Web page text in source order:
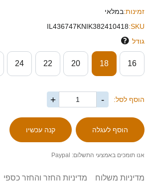
זמינות:במלאי
SKU:
IL436747KNIK382410418
גודל
16
18
20
22
24
הוסף לסל: -
+
אנו תומכים באמצעי התשלום: Paypal
מדיניות משלוח מדיניות החזר והחזר כספי